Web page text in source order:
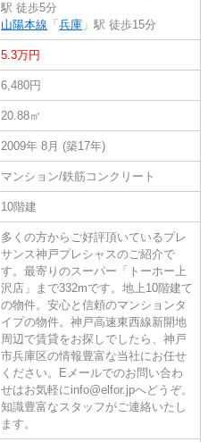
駅 徒歩5分
山陽本線 「兵庫 」駅 徒歩15分
5.3万円
6,480円
20.88㎡
2009年 8月 (築17年)
マンション/鉄筋コンクリート
10階建
多くの方からご好評頂いているプレ
サンス神戸プレシャスのご紹介で
す。最寄りのスーパー「トーホー上
沢店」まで332mです。地上10階建て
の物件。安心と信頼のマンションタ
イプの物件。神戸高速東西線新開地
周辺で賃貸をお探しでしたら、神戸
市兵庫区の情報豊富な当社にお任せ
ください。Eメールでのお問い合わ
せはお気軽にinfo@elfor.jpへどうぞ。
知識豊富なスタッフがご連絡いたし
ます。